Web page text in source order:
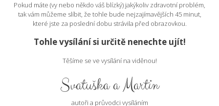
Pokud máte (vy nebo někdo váš blízký) jakýkoliv zdravotní problém,
tak vám můžeme slíbit, že tohle bude nejzajímavějších 45 minut,
které jste za poslední dobu strávila před obrazovkou.
Tohle vysílání si určitě nenechte ujít!
Těšíme se ve vysílání na viděnou!
Svatuška a Martin
autoři a průvodci vysíláním